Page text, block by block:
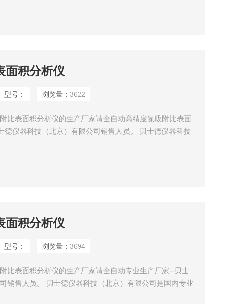
氮吸附全自动高精度氮吸附比表面积分析仪的研发、生
关村科技园认定的*。
面积分析仪
型号： 浏览量：3622
比表面积分析仪的生产厂家请全自动高精度氮吸附比表面
德仪器科技（北京）有限公司销售人员。 贝士德仪器科技
氮吸附全自动高精度氮吸附比表面积分析仪的研发、生
关村科技园认定的*。
面积分析仪
型号： 浏览量：3694
比表面积分析仪的生产厂家请全自动专业生产厂家--贝士
销售人员。 贝士德仪器科技（北京）有限公司是国内专业